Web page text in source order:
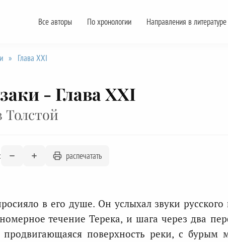
Все авторы По хронологии Направления в литературе
» Глава XXI
- Глава XXI
Толстой
распечатать
в его душе. Он услыхал звуки русского
течение Терека, и шага через два
продвигающаяся поверхность реки, с бурым